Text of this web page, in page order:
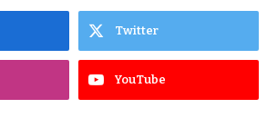
Twitter
YouTube